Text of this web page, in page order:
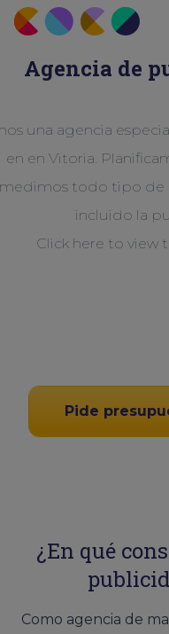
Agencia de
una agencia
en en Vitoria.
medimos todo tipo de
incluido la
Pide
¿En qué
Como agencia de